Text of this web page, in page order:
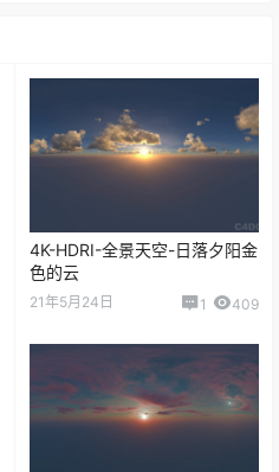
4K-HDRI-全景天空-日落夕阳金
色的云
21年5月24日 1 409